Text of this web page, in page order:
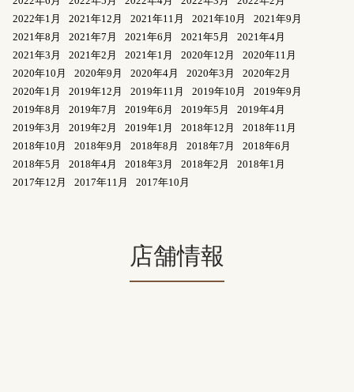
2022年1月
2021年12月 2021年11月 2021年10月
2021年9月
2021年8月
2021年7月 2021年6月 2021年5月
2021年4月
2021年3月
2021年2月 2021年1月 2020年12月
2020年11月
2020年10月
2020年9月 2020年4月 2020年3月
2020年2月
2020年1月
2019年12月 2019年11月 2019年10月
2019年9月
2019年8月
2019年7月 2019年6月 2019年5月
2019年4月
2019年3月
2019年2月 2019年1月 2018年12月
2018年11月
2018年10月
2018年9月 2018年8月 2018年7月
2018年6月
2018年5月
2018年4月 2018年3月 2018年2月
2018年1月
2017年12月
2017年11月 2017年10月
店舗情報